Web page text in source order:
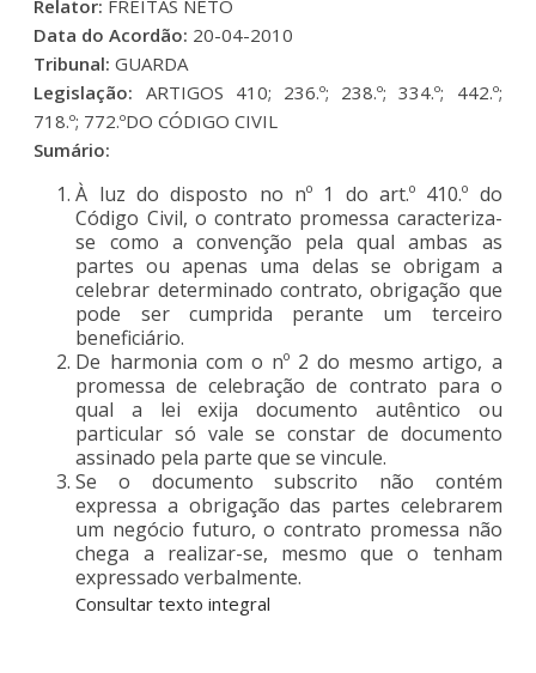
Relator: FREITAS NETO
Data do Acordão: 20-04-2010
Tribunal:GUARDA
Legislação: ARTIGOS 410; 236.º; 238.º; 334.º; 442.º;
718.º; 772.ºDO CÓDIGO CIVIL
Sumário:
À luz do disposto no nº 1 do art.º 410.º do
Código Civil, o contrato promessa caracteriza-
se como a convenção pela qual ambas as
partes ou apenas uma delas se obrigam a
celebrar determinado contrato, obrigação que
pode ser cumprida perante um terceiro
beneficiário.
De harmonia com o nº 2 do mesmo artigo, a
promessa de celebração de contrato para o
qual a lei exija documento autêntico ou
particular só vale se constar de documento
assinado pela parte que se vincule.
Se o documento subscrito não contém
expressa a obrigação das partes celebrarem
um negócio futuro, o contrato promessa não
chega a realizar-se, mesmo que o tenham
expressado verbalmente.
Consultar texto integral